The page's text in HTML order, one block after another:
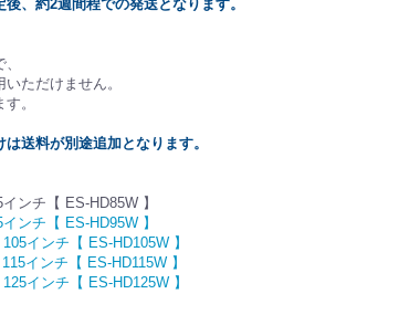
、約2週間程での発送となります。
ただけません。
。
送料が別途追加となります。
ンチ【 ES-HD85W 】
インチ【 ES-HD95W 】
105インチ【 ES-HD105W 】
115インチ【 ES-HD115W 】
125インチ【 ES-HD125W 】